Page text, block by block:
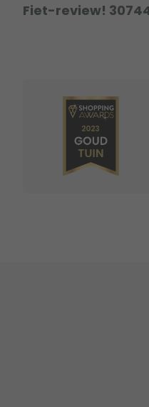
Fiet-review!